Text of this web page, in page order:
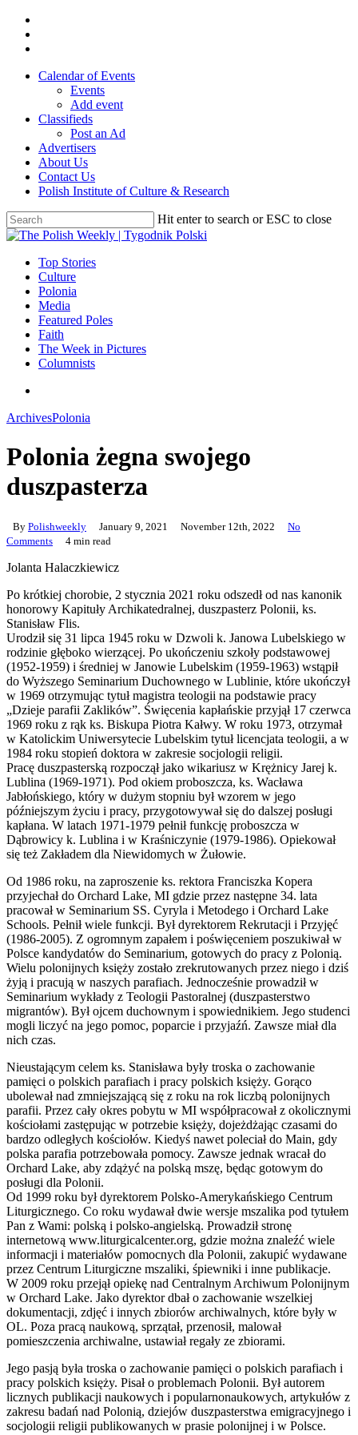
Skip
main
Calendar of Events
Events
Add event
Classifieds
Post an Ad
Advertisers
About Us
Contact Us
Polish Institute of Culture & Research
Hit enter to search or ESC to close
Close
search
Menu
Top Stories
Culture
Polonia
Media
Featured Poles
Faith
The Week in Pictures
Columnists
ArchivesPolonia
Polonia żegna swojego
duszpasterza
By Polishweekly January 9, 2021 November 12th, 2022
No
Comments
4 min read
Jolanta Halaczkiewicz
Po krótkiej chorobie, 2 stycznia 2021 roku odszedł od nas kanonik
honorowy Kapituły Archikatedralnej, duszpasterz Polonii, ks.
Stanisław Flis.
Urodził się 31 lipca 1945 roku w Dzwoli k. Janowa Lubelskiego w
rodzinie głęboko wierzącej. Po ukończeniu szkoły podstawowej
(1952-1959) i średniej w Janowie Lubelskim (1959-1963) wstąpił
do Wyższego Seminarium Duchownego w Lublinie, które ukończył
w 1969 otrzymując tytuł magistra teologii na podstawie pracy
„Dzieje parafii Zaklików”. Święcenia kapłańskie przyjął 17 czerwca
1969 roku z rąk ks. Biskupa Piotra Kałwy. W roku 1973, otrzymał
w Katolickim Uniwersytecie Lubelskim tytuł licencjata teologii, a w
1984 roku stopień doktora w zakresie socjologii religii.
Pracę duszpasterską rozpoczął jako wikariusz w Krężnicy Jarej k.
Lublina (1969-1971). Pod okiem proboszcza, ks. Wacława
Jabłońskiego, który w dużym stopniu był wzorem w jego
późniejszym życiu i pracy, przygotowywał się do dalszej posługi
kapłana. W latach 1971-1979 pełnił funkcję proboszcza w
Dąbrowicy k. Lublina i w Kraśniczynie (1979-1986). Opiekował
się też Zakładem dla Niewidomych w Żułowie.
Od 1986 roku, na zaproszenie ks. rektora Franciszka Kopera
przyjechał do Orchard Lake, MI gdzie przez następne 34. lata
pracował w Seminarium SS. Cyryla i Metodego i Orchard Lake
Schools. Pełnił wiele funkcji. Był dyrektorem Rekrutacji i Przyjęć
(1986-2005). Z ogromnym zapałem i poświęceniem poszukiwał w
Polsce kandydatów do Seminarium, gotowych do pracy z Polonią.
Wielu polonijnych księży zostało zrekrutowanych przez niego i dziś
żyją i pracują w naszych parafiach. Jednocześnie prowadził w
Seminarium wykłady z Teologii Pastoralnej (duszpasterstwo
migrantów). Był ojcem duchownym i spowiednikiem. Jego studenci
mogli liczyć na jego pomoc, poparcie i przyjaźń. Zawsze miał dla
nich czas.
Nieustającym celem ks. Stanisława były troska o zachowanie
pamięci o polskich parafiach i pracy polskich księży. Gorąco
ubolewał nad zmniejszającą się z roku na rok liczbą polonijnych
parafii. Przez cały okres pobytu w MI współpracował z okolicznymi
kościołami zastępując w potrzebie księży, dojeżdżając czasami do
bardzo odległych kościołów. Kiedyś nawet poleciał do Main, gdy
polska parafia potrzebowała pomocy. Zawsze jednak wracał do
Orchard Lake, aby zdążyć na polską mszę, będąc gotowym do
posługi dla Polonii.
Od 1999 roku był dyrektorem Polsko-Amerykańskiego Centrum
Liturgicznego. Co roku wydawał dwie wersje mszalika pod tytułem
Pan z Wami: polską i polsko-angielską. Prowadził stronę
internetową www.liturgicalcenter.org, gdzie można znaleźć wiele
informacji i materiałów pomocnych dla Polonii, zakupić wydawane
przez Centrum Liturgiczne mszaliki, śpiewniki i inne publikacje.
W 2009 roku przejął opiekę nad Centralnym Archiwum Polonijnym
w Orchard Lake. Jako dyrektor dbał o zachowanie wszelkiej
dokumentacji, zdjęć i innych zbiorów archiwalnych, które były w
OL. Poza pracą naukową, sprzątał, przenosił, malował
pomieszczenia archiwalne, ustawiał regały ze zbiorami.
Jego pasją była troska o zachowanie pamięci o polskich parafiach i
pracy polskich księży. Pisał o problemach Polonii. Był autorem
licznych publikacji naukowych i popularnonaukowych, artykułów z
zakresu badań nad Polonią, dziejów duszpasterstwa emigracyjnego i
socjologii religii publikowanych w prasie polonijnej i w Polsce.